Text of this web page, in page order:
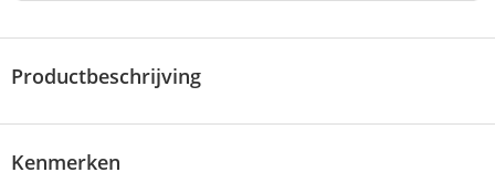
Productbeschrijving
Kenmerken